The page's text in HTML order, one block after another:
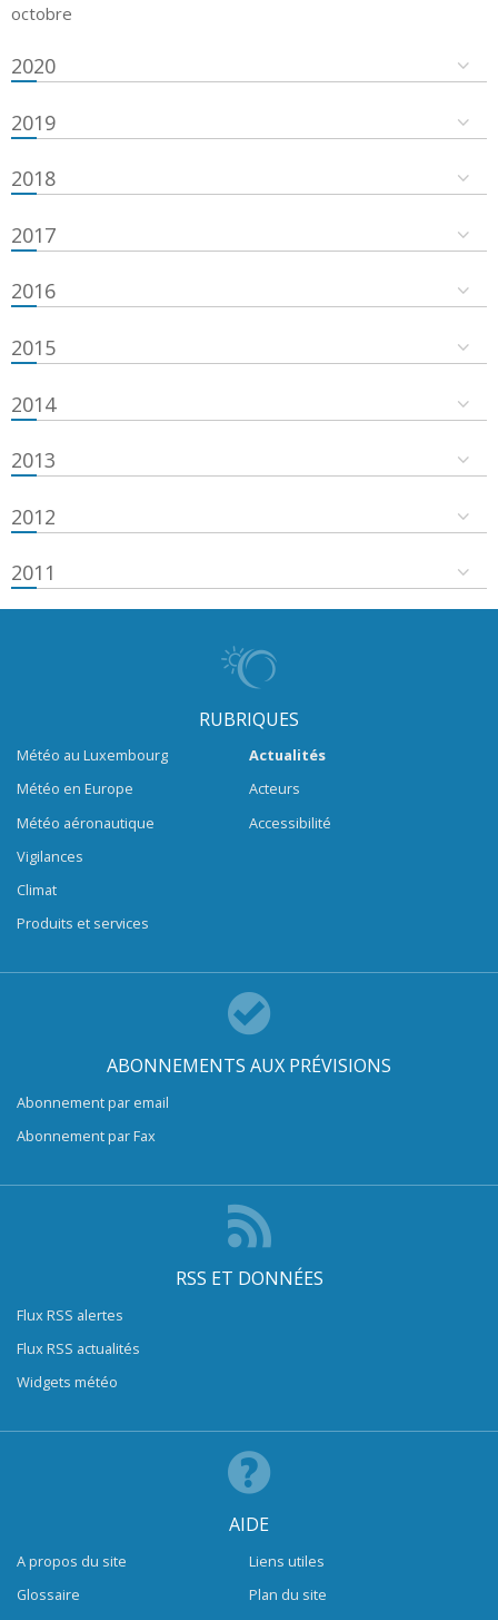
octobre
2020
2019
2018
2017
2016
2015
2014
2013
2012
2011
RUBRIQUES
Météo au Luxembourg
Météo en Europe
Météo aéronautique
Vigilances
Climat
Produits et services
Actualités
Acteurs
Accessibilité
ABONNEMENTS AUX PRÉVISIONS
Abonnement par email
Abonnement par Fax
RSS ET DONNÉES
Flux RSS alertes
Flux RSS actualités
Widgets météo
AIDE
A propos du site
Glossaire
Liens utiles
Plan du site